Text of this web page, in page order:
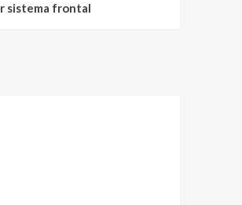
sistema frontal